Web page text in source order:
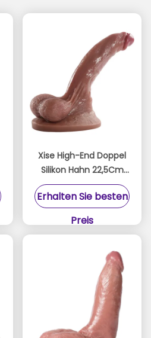
Xise High-End Doppel
Silikon Hahn 22,5Cm
Tan Farbe für
maximale Freude
Erhalten Sie besten
Preis